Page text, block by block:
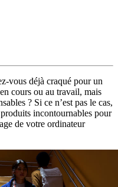
vous déjà craqué pour un
cours ou au travail, mais
? Si ce n’est pas le cas,
incontournables pour
de votre ordinateur